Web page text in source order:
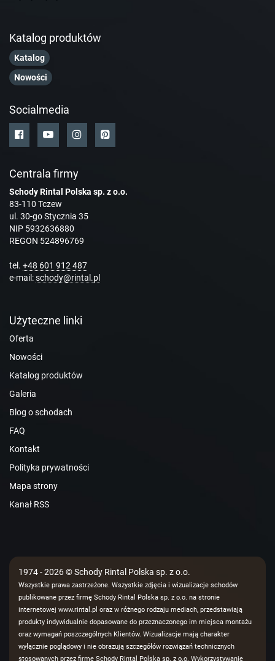
Katalog produktów
Katalog
Nowości
Socialmedia
Centrala firmy
Schody Rintal Polska sp. z o.o.
83-110 Tczew
ul. 30-go Stycznia 35
NIP 5932636880
REGON 524896769
tel. +48 601 912 487
e-mail:schody@rintal.pl
Użyteczne linki
Oferta
Nowości
Katalog produktów
Galeria
Blog o schodach
FAQ
Kontakt
Polityka prywatności
Mapa strony
Kanał RSS
1974 - 2026 © Schody Rintal Polska sp. z o.o.
Wszystkie prawa zastrzeżone. Wszystkie zdjęcia i wizualizacje schodów
publikowane przez firmę Schody Rintal Polska sp. z o.o. na stronie
internetowej www.rintal.pl oraz w różnego rodzaju mediach, przedstawiają
produkty indywidualnie dopasowane do przeznaczonego im miejsca montażu
oraz wymagań poszczególnych Klientów. Wizualizacje mają charakter
wyłącznie poglądowy i nie obrazują szczegółów rozwiązań technicznych
stosowanych przez firmę Schody Rintal Polska sp. z o.o. Wykorzystywanie